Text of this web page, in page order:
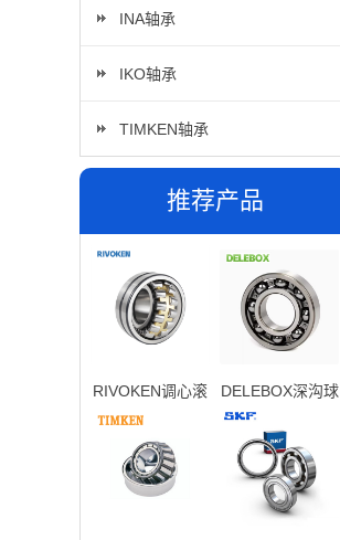
INA轴承
IKO轴承
TIMKEN轴承
推荐产品
RIVOKEN调心滚
子轴承
DELEBOX深沟球